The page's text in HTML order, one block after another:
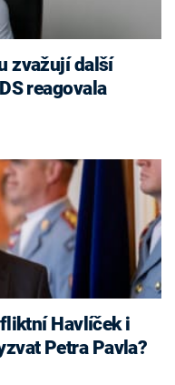
reagovala
Petra Pavla?